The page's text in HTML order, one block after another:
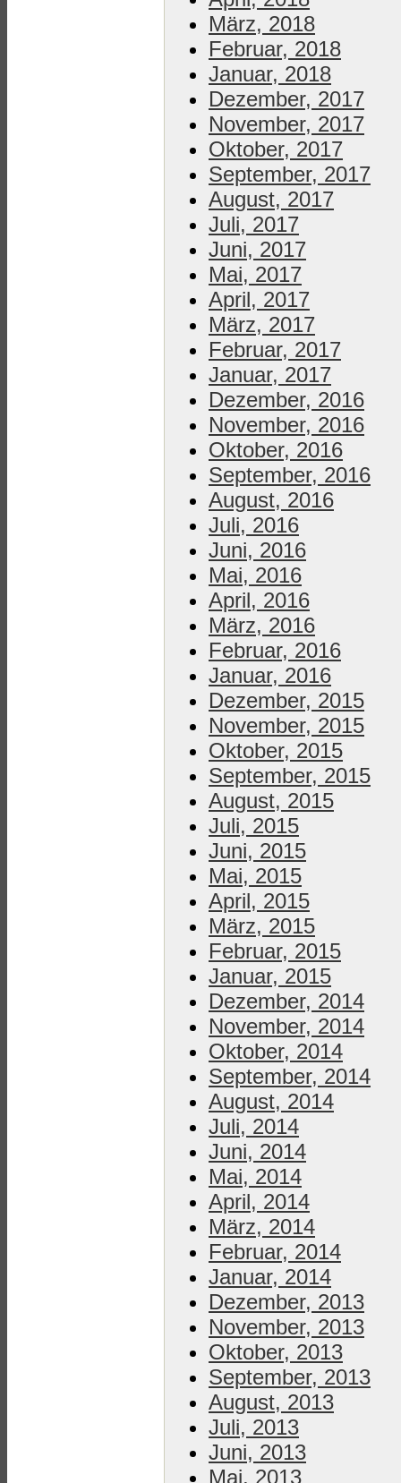
März, 2018
Februar, 2018
Januar, 2018
Dezember, 2017
November, 2017
Oktober, 2017
September, 2017
August, 2017
Juli, 2017
Juni, 2017
Mai, 2017
April, 2017
März, 2017
Februar, 2017
Januar, 2017
Dezember, 2016
November, 2016
Oktober, 2016
September, 2016
August, 2016
Juli, 2016
Juni, 2016
Mai, 2016
April, 2016
März, 2016
Februar, 2016
Januar, 2016
Dezember, 2015
November, 2015
Oktober, 2015
September, 2015
August, 2015
Juli, 2015
Juni, 2015
Mai, 2015
April, 2015
März, 2015
Februar, 2015
Januar, 2015
Dezember, 2014
November, 2014
Oktober, 2014
September, 2014
August, 2014
Juli, 2014
Juni, 2014
Mai, 2014
April, 2014
März, 2014
Februar, 2014
Januar, 2014
Dezember, 2013
November, 2013
Oktober, 2013
September, 2013
August, 2013
Juli, 2013
Juni, 2013
Mai, 2013